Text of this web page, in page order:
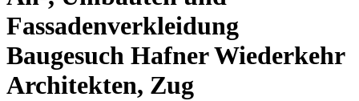
Fassadenverkleidung
Baugesuch Hafner Wiederkehr
Architekten, Zug